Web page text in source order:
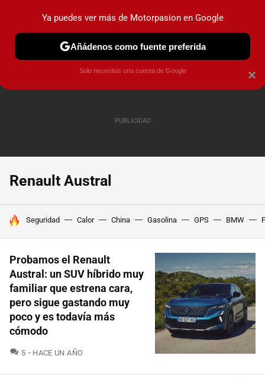
PRUEBAS COCHES ELÉCTRICOS OBSERVATORIO
Renault Austral
HOY SE HABLA DE
Seguridad Calor China Gasolina GPS BMW
Probamos el Renault
Austral: un SUV híbrido muy
familiar que estrena cara,
pero sigue gastando muy
poco y es todavía más
cómodo
5 COMENTARIOS
HACE UN AÑO
×
Ya puedes ver más de Motorpasion en Google
Añádenos como fuente preferida
Solo necesitas una cuenta de Google